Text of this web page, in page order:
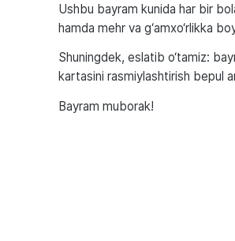
Ushbu bayram kunida har bir
hamda mehr va g‘amxo‘rlikka
Shuningdek, eslatib o‘tamiz:
kartasini rasmiylashtirish bepul
Bayram muborak!